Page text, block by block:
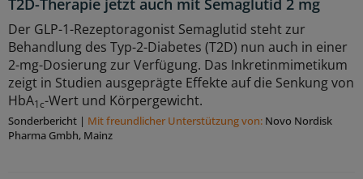
T2D-Therapie jetzt auch mit Semaglutid 2 mg
Der GLP-1-Rezeptoragonist Semaglutid steht zur
Behandlung des Typ-2-Diabetes (T2D) nun auch in einer
2-mg-Dosierung zur Verfügung. Das Inkretinmimetikum
zeigt in Studien ausgeprägte Effekte auf die Senkung von
HbA1c-Wert und Körpergewicht.
Sonderbericht | Mit freundlicher Unterstützung von: Novo Nordisk
Pharma Gmbh, Mainz